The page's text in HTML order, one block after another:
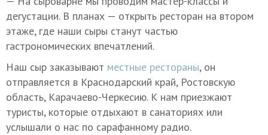
дегустации. В планах — открыть ресторан на втором
этаже, где наши сыры станут частью
гастрономических впечатлений.
Наш сыр заказывают местные рестораны, он
отправляется в Краснодарский край, Ростовскую
область, Карачаево-Черкесию. К нам приезжают
туристы, которые отдыхают в санаториях или
услышали о нас по сарафанному радио.